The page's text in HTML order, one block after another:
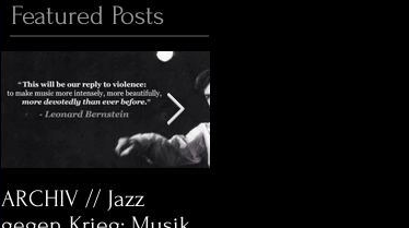
Featured Posts
ARCHIV // Jazz